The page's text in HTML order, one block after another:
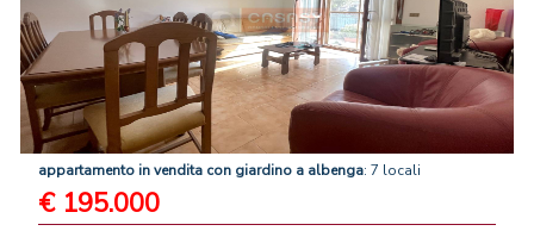
appartamento invendita con giardino a albenga: 7 locali
€ 195.000